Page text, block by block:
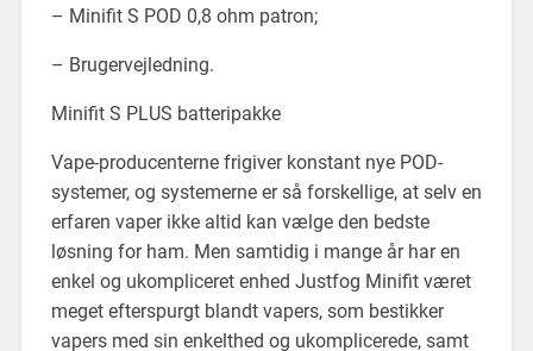
– Minifit S POD 0,8 ohm patron;
– Brugervejledning.
Minifit S PLUS batteripakke
Vape-producenterne frigiver konstant nye POD-
systemer, og systemerne er så forskellige, at selv en
erfaren vaper ikke altid kan vælge den bedste
løsning for ham. Men samtidig i mange år har en
enkel og ukompliceret enhed Justfog Minifit været
meget efterspurgt blandt vapers, som bestikker
vapers med sin enkelthed og ukomplicerede, samt